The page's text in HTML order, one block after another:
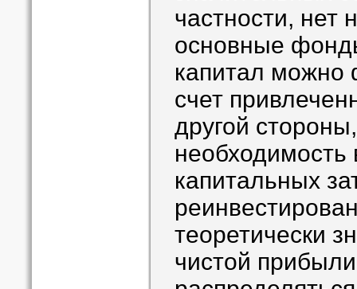
частности, нет
основные
капитал можно
счет
другой
необходимость
капитальных
теоретически
чистой